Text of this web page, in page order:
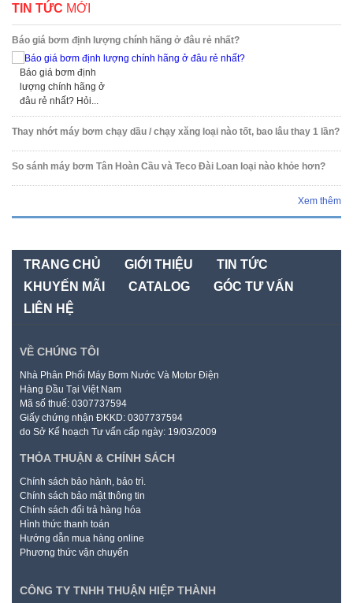
TIN TỨC MỚI
Báo giá bơm định lượng chính hãng ở đâu rẻ nhất?
Báo giá bơm định
lượng chính hãng ở
đâu rẻ nhất? Hỏi...
Thay nhớt máy bơm chạy dầu / chạy xăng loại nào tốt, bao lâu thay 1 lần?
So sánh máy bơm Tân Hoàn Cầu và Teco Đài Loan loại nào khỏe hơn?
Xem thêm
TRANG CHỦ GIỚI THIỆU
TIN TỨC
KHUYẾN MÃI
CATALOG
GÓC TƯ VẤN
LIÊN HỆ
VỀ CHÚNG TÔI
Nhà Phân Phối Máy Bơm Nước Và Motor Điện
Hàng Đầu Tại Việt Nam
Mã số thuế: 0307737594
Giấy chứng nhận ĐKKD: 0307737594
do Sở Kế hoạch Tư vấn cấp ngày: 19/03/2009
THỎA THUẬN & CHÍNH SÁCH
Chính sách bảo hành, bảo trì.
Chính sách bảo mật thông tin
Chính sách đổi trả hàng hóa
Hình thức thanh toán
Hướng dẫn mua hàng online
Phương thức vận chuyển
CÔNG TY TNHH THUẬN HIỆP THÀNH